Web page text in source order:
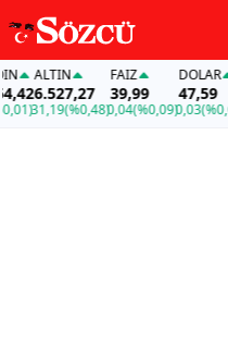
ALTIN
6.527,27
31,19(%0,48)
FAİZ
39,99
0,04(%0,09)
DOLAR
47,59
0,03